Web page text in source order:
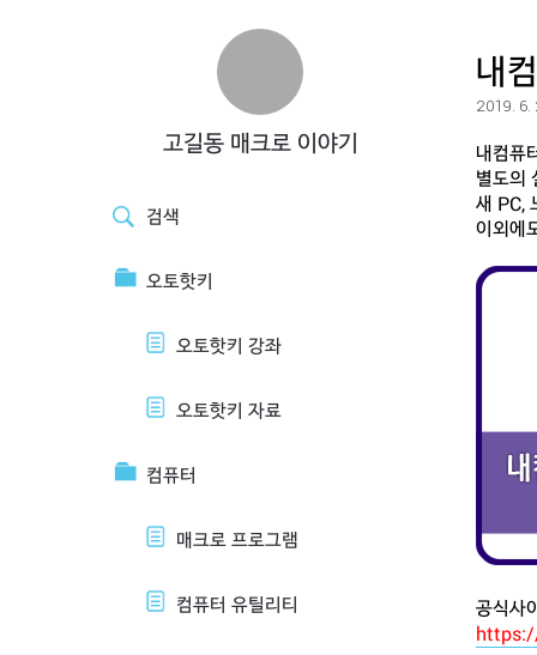
고길동 매크로 이야기
검색
오토핫키
오토핫키 강좌
오토핫키 자료
컴퓨터
매크로 프로그램
컴퓨터 유틸리티
내
2019. 6.
내컴퓨
별도의
새 PC,
이외에
공식사